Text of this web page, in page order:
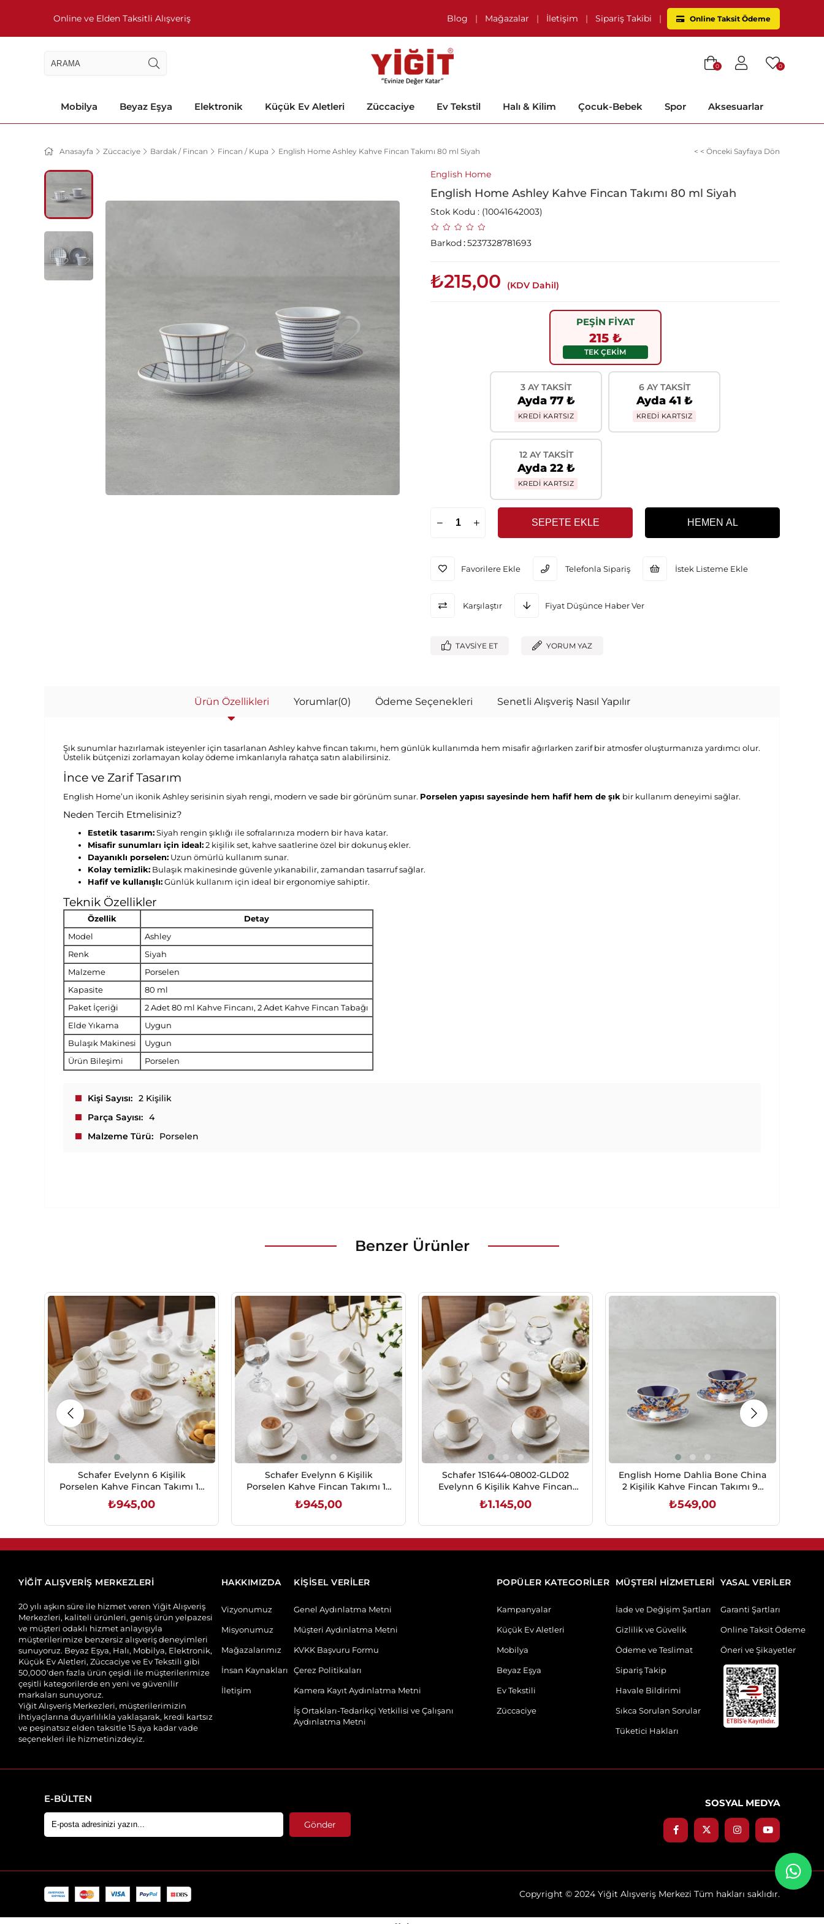
Online ve Elden Taksitli Alışveriş Blog | Mağazalar | İletişim | Sipariş Takibi | Online Taksit Ödeme
0
0
Mobilya Beyaz Eşya Elektronik Küçük Ev Aletleri Züccaciye Ev Tekstil Halı & Kilim Çocuk-Bebek Spor Aksesuarlar
Anasayfa Züccaciye Bardak / Fincan Fincan / Kupa English Home Ashley Kahve Fincan Takımı 80 ml Siyah < < Önceki Sayfaya Dön
English Home
English Home Ashley Kahve Fincan Takımı 80 ml Siyah
Stok Kodu (10041642003)
Barkod:5237328781693
₺215,00 (KDV Dahil)
PEŞİN FİYAT
215 ₺
TEK ÇEKİM
3 AY TAKSIT
Ayda 77 ₺
KREDİ KARTSIZ
6 AY TAKSIT
Ayda 41 ₺
KREDİ KARTSIZ
12 AY TAKSIT
Ayda 22 ₺
KREDİ KARTSIZ
Favorilere Ekle Telefonla Sipariş İstek Listeme Ekle
Karşılaştır Fiyat Düşünce Haber Ver
TAVSIYE ET YORUM YAZ
Ürün Özellikleri Yorumlar(0) Ödeme Seçenekleri Senetli Alışveriş Nasıl Yapılır
Şık sunumlar hazırlamak isteyenler için tasarlanan Ashley kahve fincan takımı, hem günlük kullanımda hem misafir ağırlarken zarif bir atmosfer oluşturmanıza yardımcı olur.
Üstelik bütçenizi zorlamayan kolay ödeme imkanlarıyla rahatça satın alabilirsiniz.
İnce ve Zarif Tasarım
English Home’un ikonik Ashley serisinin siyah rengi, modern ve sade bir görünüm sunar. Porselen yapısı sayesinde hem hafif hem de şık bir kullanım deneyimi sağlar.
Neden Tercih Etmelisiniz?
Estetik tasarım: Siyah rengin şıklığı ile sofralarınıza modern bir hava katar.
Misafir sunumları için ideal: 2 kişilik set, kahve saatlerine özel bir dokunuş ekler.
Dayanıklı porselen: Uzun ömürlü kullanım sunar.
Kolay temizlik: Bulaşık makinesinde güvenle yıkanabilir, zamandan tasarruf sağlar.
Hafif ve kullanışlı: Günlük kullanım için ideal bir ergonomiye sahiptir.
Teknik Özellikler
Özellik
Detay
Model
Ashley
Renk
Siyah
Malzeme
Porselen
Kapasite
80 ml
Paket İçeriği
2 Adet 80 ml Kahve Fincanı, 2 Adet Kahve Fincan Tabağı
Elde Yıkama
Uygun
Bulaşık Makinesi
Uygun
Ürün Bileşimi
Porselen
Kişi Sayısı
2 Kişilik
Parça Sayısı
4
Malzeme Türü
Porselen
Benzer Ürünler
Schafer Evelynn 6 Kişilik
Porselen Kahve Fincan Takımı 12
Parça Non04
₺945,00
Schafer Evelynn 6 Kişilik
Porselen Kahve Fincan Takımı 12
Parça Non02
₺945,00
Schafer 1S1644-08002-GLD02
Evelynn 6 Kişilik Kahve Fincan
Takımı 12 Parça-Gold02
₺1.145,00
English Home Dahlia Bone China
2 Kişilik Kahve Fincan Takımı 90
ml Renkli
₺549,00
YİĞİT ALIŞVERİŞ MERKEZLERİ
20 yılı aşkın süre ile hizmet veren Yiğit Alışveriş
Merkezleri, kaliteli ürünleri, geniş ürün yelpazesi
ve müşteri odaklı hizmet anlayışıyla
müşterilerimize benzersiz alışveriş deneyimleri
sunuyoruz. Beyaz Eşya, Halı, Mobilya, Elektronik,
Küçük Ev Aletleri, Züccaciye ve Ev Tekstili gibi
50,000'den fazla ürün çeşidi ile müşterilerimize
çeşitli kategorilerde en yeni ve güvenilir
markaları sunuyoruz.
Yiğit Alışveriş Merkezleri, müşterilerimizin
ihtiyaçlarına duyarlılıkla yaklaşarak, kredi kartsız
ve peşinatsız elden taksitle 15 aya kadar vade
seçenekleri ile hizmetinizdeyiz.
HAKKIMIZDA
Vizyonumuz
Misyonumuz
Mağazalarımız
İnsan Kaynakları
İletişim
KİŞİSEL VERİLER
Genel Aydınlatma Metni
Müşteri Aydınlatma Metni
KVKK Başvuru Formu
Çerez Politikaları
Kamera Kayıt Aydınlatma Metni
İş Ortakları-Tedarikçi Yetkilisi ve Çalışanı
Aydınlatma Metni
POPÜLER KATEGORİLER
Kampanyalar
Küçük Ev Aletleri
Mobilya
Beyaz Eşya
Ev Tekstili
Züccaciye
MÜŞTERİ HİZMETLERİ
İade ve Değişim Şartları
Gizlilik ve Güvelik
Ödeme ve Teslimat
Sipariş Takip
Havale Bildirimi
Sıkca Sorulan Sorular
Tüketici Hakları
YASAL VERİLER
Garanti Şartları
Online Taksit Ödeme
Öneri ve Şikayetler
E-BÜLTEN
Gönder
SOSYAL MEDYA
Copyright © 2024 Yiğit Alışveriş Merkezi Tüm hakları saklıdır.